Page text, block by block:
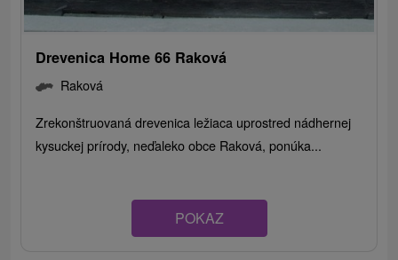
Drevenica Home 66 Raková
Raková
Zrekonštruovaná drevenica ležiaca uprostred nádhernej
kysuckej prírody, neďaleko obce Raková, ponúka...
POKAZ